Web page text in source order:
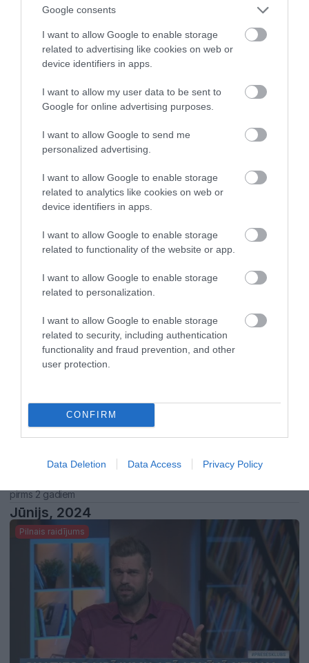
Google consents
I want to allow Google to enable storage
related to advertising like cookies on web or
device identifiers in apps.
I want to allow my user data to be sent to
Google for online advertising purposes.
I want to allow Google to send me
personalized advertising.
I want to allow Google to enable storage
related to analytics like cookies on web or
device identifiers in apps.
I want to allow Google to enable storage
related to functionality of the website or app.
I want to allow Google to enable storage
related to personalization.
I want to allow Google to enable storage
related to security, including authentication
functionality and fraud prevention, and other
user protection.
CONFIRM
Data Deletion Data Access Privacy Policy
Preses klubs 20. augusts, 2024, 1. daļa
23:06
pirms 1 gada
Jūlijs, 2024
Pilnais raidījums
pirms 2 gadiem
Jūnijs, 2024
Pilnais raidījums